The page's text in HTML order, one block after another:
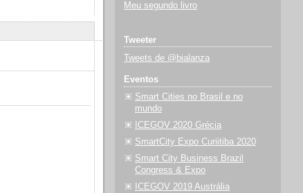
Meu segundo livro
Tweeter
Tweets de @bialanza
Eventos
Smart Cities no Brasil e no
mundo
ICEGOV 2020 Grécia
SmartCity Expo Curiitiba 2020
Smart City Business Brazil
Congress & Expo
ICEGOV 2019 Austrália